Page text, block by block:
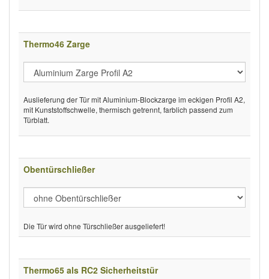
Thermo46 Zarge
Auslieferung der Tür mit Aluminium-Blockzarge im eckigen Profil A2,
mit Kunststoffschwelle, thermisch getrennt, farblich passend zum
Türblatt.
Obentürschließer
Die Tür wird ohne Türschließer ausgeliefert!
Thermo65 als RC2 Sicherheitstür